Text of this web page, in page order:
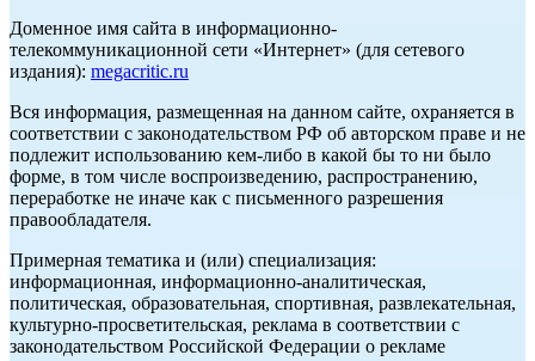
Доменное имя сайта в информационно-
телекоммуникационной сети «Интернет» (для сетевого
издания): megacritic.ru
Вся информация, размещенная на данном сайте, охраняется в
соответствии с законодательством РФ об авторском праве и не
подлежит использованию кем-либо в какой бы то ни было
форме, в том числе воспроизведению, распространению,
переработке не иначе как с письменного разрешения
правообладателя.
Примерная тематика и (или) специализация:
информационная, информационно-аналитическая,
политическая, образовательная, спортивная, развлекательная,
культурно-просветительская, реклама в соответствии с
законодательством Российской Федерации о рекламе